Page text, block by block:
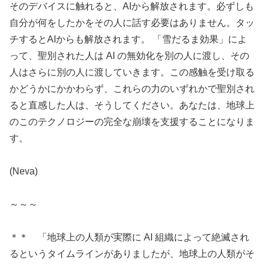
そのデバイスに触れると、AIから解放されます。必ずしも
自分が何をしたかをその人に話す必要はありません。タッ
チするとAIからも解放されます。 「雪だるま効果」によ
って、聖別された人は AI の無効化を別の人に渡し、その
人はさらに別の人に渡していきます。この感触を受け取る
かどうかにかかわらず、これらの力のいずれかで聖別され
ると直感した人は、そうしてください。あなたは、地球上
のこのテクノロジーの完全な崩壊を支援することになりま
す。
(Neva)
～～～
＊＊ 「地球上の人類が実際に AI 組織によって絶滅され
るというタイムラインがありましたが、地球上の人類がそ